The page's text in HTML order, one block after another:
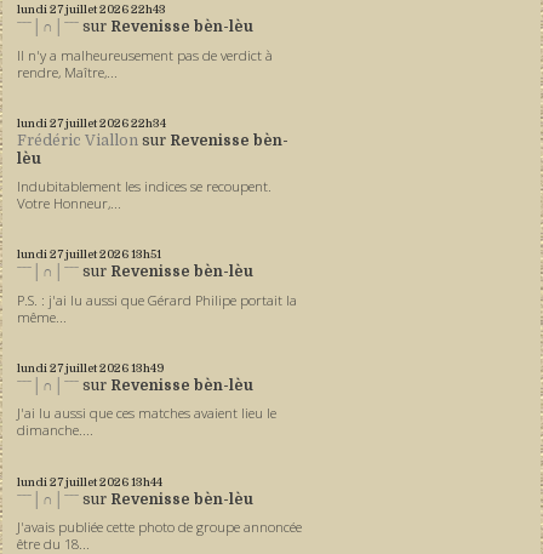
lundi 27juillet 202622h43
ˉˉˉ│∩│ˉˉˉ sur Revenisse bèn-lèu
Il n'y a malheureusement pas de verdict à
rendre, Maître,...
lundi 27juillet 202622h34
Frédéric Viallon sur Revenisse bèn-
lèu
Indubitablement les indices se recoupent.
Votre Honneur,...
lundi 27juillet 202613h51
ˉˉˉ│∩│ˉˉˉ sur Revenisse bèn-lèu
P.S. : j'ai lu aussi que Gérard Philipe portait la
même...
lundi 27juillet 202613h49
ˉˉˉ│∩│ˉˉˉ sur Revenisse bèn-lèu
J'ai lu aussi que ces matches avaient lieu le
dimanche....
lundi 27juillet 202613h44
ˉˉˉ│∩│ˉˉˉ sur Revenisse bèn-lèu
J'avais publiée cette photo de groupe annoncée
être du 18...